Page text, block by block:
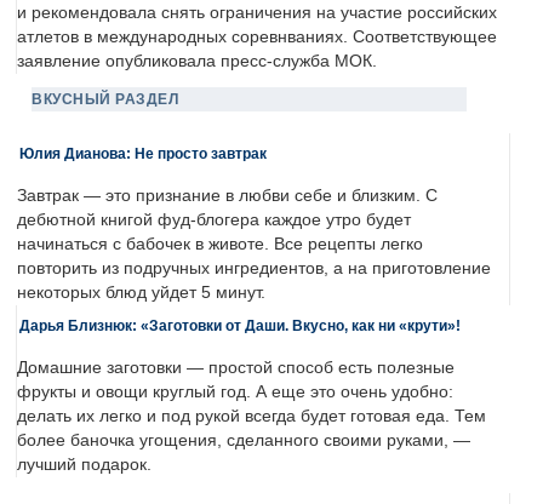
и рекомендовала снять ограничения на участие российских
атлетов в международных соревнваниях. Соответствующее
заявление опубликовала пресс-служба МОК.
ВКУСНЫЙ РАЗДЕЛ
Юлия Дианова: Не просто завтрак
Завтрак — это признание в любви себе и близким. С
дебютной книгой фуд-блогера каждое утро будет
начинаться с бабочек в животе. Все рецепты легко
повторить из подручных ингредиентов, а на приготовление
некоторых блюд уйдет 5 минут.
Дарья Близнюк: «Заготовки от Даши. Вкусно, как ни «крути»!
Домашние заготовки — простой способ есть полезные
фрукты и овощи круглый год. А еще это очень удобно:
делать их легко и под рукой всегда будет готовая еда. Тем
более баночка угощения, сделанного своими руками, —
лучший подарок.